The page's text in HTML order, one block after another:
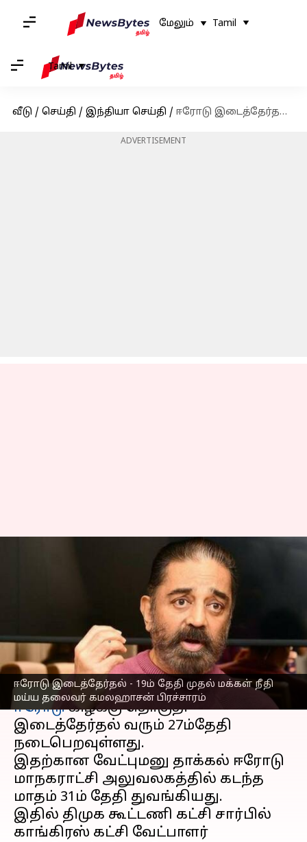
மேலும் Tamil
Tamil
வீடு / செய்தி / இந்தியா செய்தி / ஈரோடு இடைத்தேர்தல் - 19ம் தேதி முதல் மக்கள் நீதி மய்ய தலைவர் கமலஹாசன் பிரச்சாரம்
ADVERTISEMENT
ஈரோடு இடைத்தேர்தல் - 19ம் தேதி முதல் மக்கள் நீதி
மய்ய தலைவர் கமலஹாசன் பிரச்சாரம்
ஈரோடு இடைத்தேர்தல் -
19ம் தேதி முதல் மக்கள்
நீதி மய்ய தலைவர்
கமலஹாசன் பிரச்சாரம்
எழுதியவர் Nivetha P Feb 11, 2023 08:08 pm
செய்தி முன்னோட்டம்
ஈரோடுகிழக்கு தொகுதி
இடைத்தேர்தல் வரும் 27ம்தேதி
நடைபெறவுள்ளது.
இதற்கான வேட்புமனு தாக்கல் ஈரோடு
மாநகராட்சி அலுவலகத்தில் கடந்த
மாதம் 31ம் தேதி துவங்கியது.
இதில் திமுக கூட்டணி கட்சி சார்பில்
காங்கிரஸ் கட்சி வேட்பாளர்